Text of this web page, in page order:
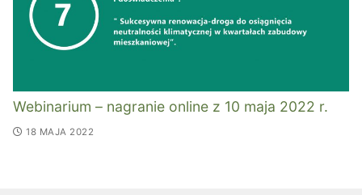
Webinarium – nagranie online z 10 maja 2022 r.
18 MAJA 2022